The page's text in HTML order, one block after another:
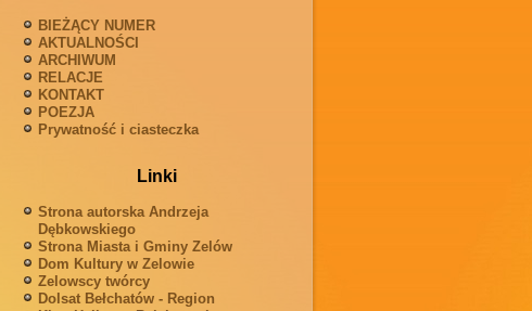
BIEŻĄCY NUMER
AKTUALNOŚCI
ARCHIWUM
RELACJE
KONTAKT
POEZJA
Prywatność i ciasteczka
Linki
Strona autorska Andrzeja
Dębkowskiego
Strona Miasta i Gminy Zelów
Dom Kultury w Zelowie
Zelowscy twórcy
Dolsat Bełchatów - Region